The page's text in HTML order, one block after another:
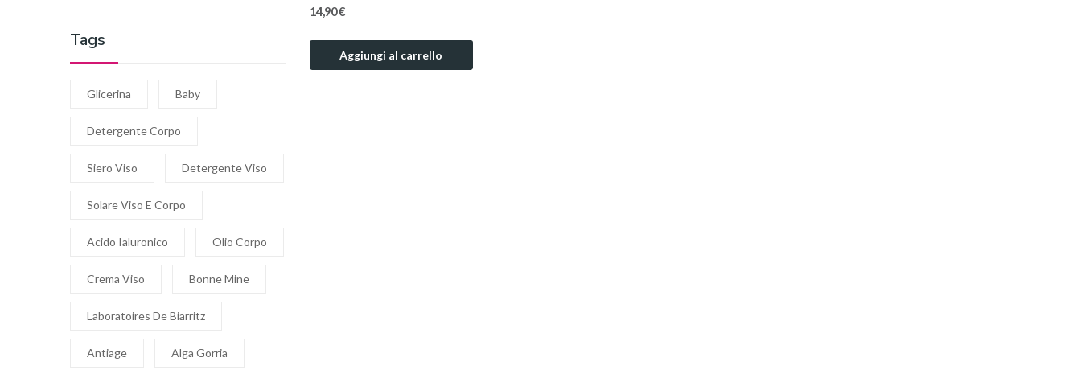
Tags
Glicerina Baby
Detergente Corpo
Siero Viso Detergente Viso
Solare Viso E Corpo
Acido Ialuronico Olio Corpo
Crema Viso Bonne Mine
Laboratoires De Biarritz
Antiage Alga Gorria
14,90 €
Aggiungi al carrello